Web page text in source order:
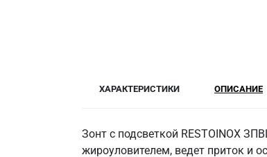
ХАРАКТЕРИСТИКИ ОПИСАНИЕ
Зонт с подсветкой RESTOINOX
жироуловителем, ведет приток и